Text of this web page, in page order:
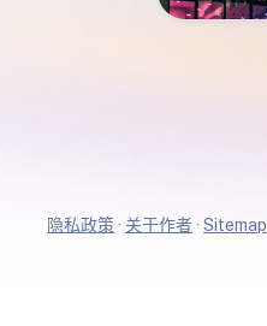
隐私政策· 关于作者· Sitemap